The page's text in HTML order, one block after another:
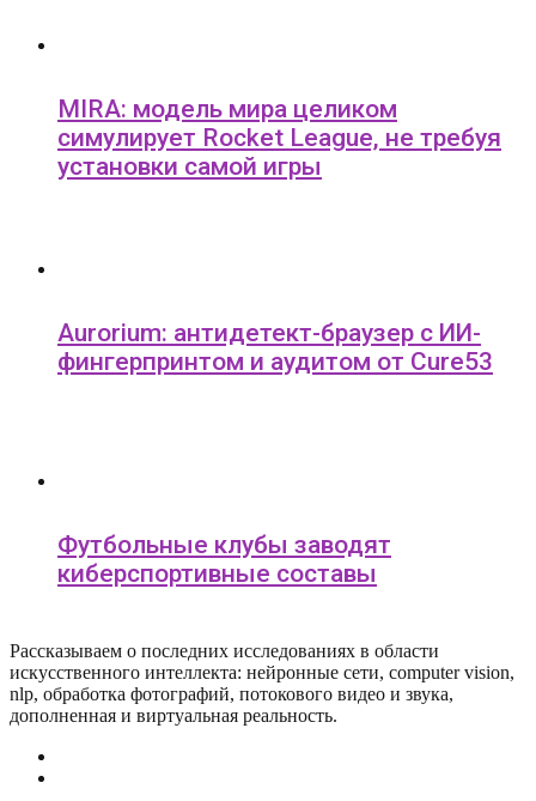
MIRA: модель мира целиком
симулирует Rocket League, не требуя
установки самой игры
Aurorium: антидетект-браузер с ИИ-
фингерпринтом и аудитом от Cure53
Футбольные клубы заводят
киберспортивные составы
Рассказываем о последних исследованиях в области
искусcтвенного интеллекта: нейронные сети, computer vision,
nlp, обработка фотографий, потокового видео и звука,
дополненная и виртуальная реальность.